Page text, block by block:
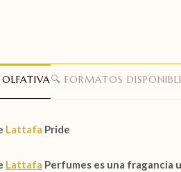
🔍 FORMATOS
Lattafa Pride
Lattafa Perfumes es una fragancia